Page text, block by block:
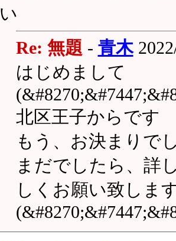
い
Re: 無題 - 青木
はじめまして
北区王子からです
もう、お決まりで
まだでしたら、詳
しくお願い致しま